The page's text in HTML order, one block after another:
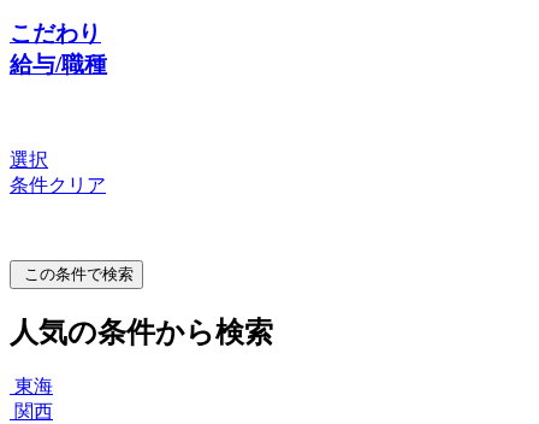
こだわり
給与/職種
選択
条件クリア
この条件で検索
人気の条件から検索
東海
関西